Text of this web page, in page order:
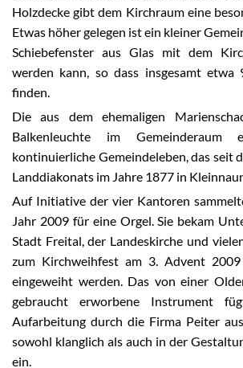
Holzdecke gibt dem Kirchraum eine
Etwas höher gelegen ist ein kleiner
Schiebefenster aus Glas mit dem
werden kann, so dass insgesamt etwa
finden.
Die aus dem ehemaligen
Balkenleuchte im
kontinuierliche Gemeindeleben, das seit
Landdiakonats im Jahre 1877 in
Auf Initiative der vier Kantoren
Jahr 2009 für eine Orgel. Sie bekam
Stadt Freital, der Landeskirche und
zum Kirchweihfest am 3. Advent
eingeweiht werden. Das von einer
gebraucht erworbene Instrument
Aufarbeitung durch die Firma Peiter
sowohl klanglich als auch in der
ein.